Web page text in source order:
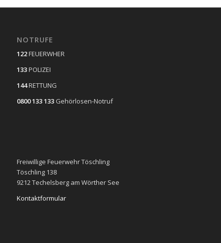
NOTRUFE
122FEUERWHER
133POLIZEI
144RETTUNG
0800 133 133 Gehörlosen-Notruf
Freiwillige Feuerwehr Töschling
Töschling 138
9212 Techelsberg am Wörther See
Kontaktformular